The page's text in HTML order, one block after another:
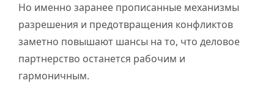
Но именно заранее прописанные механизмы
разрешения и предотвращения конфликтов
заметно повышают шансы на то, что деловое
партнерство останется рабочим и
гармоничным.